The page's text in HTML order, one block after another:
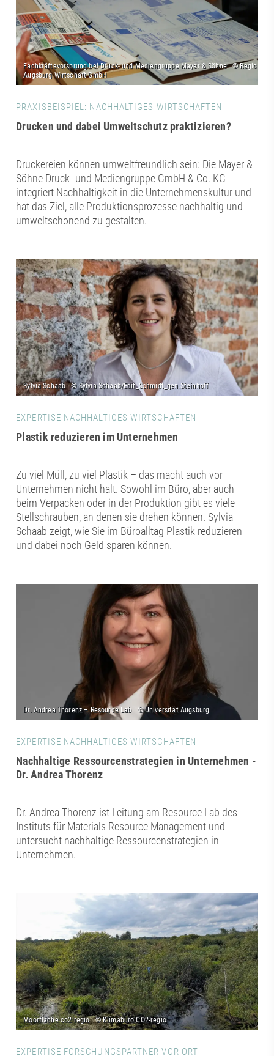
PRAXISBEISPIEL: NACHHALTIGES WIRTSCHAFTEN
Drucken und dabei Umweltschutz praktizieren?
Druckereien können umweltfreundlich sein: Die Mayer &
Söhne Druck- und Mediengruppe GmbH & Co. KG
integriert Nachhaltigkeit in die Unternehmenskultur und
hat das Ziel, alle Produktionsprozesse nachhaltig und
umweltschonend zu gestalten.
EXPERTISE NACHHALTIGES WIRTSCHAFTEN
Plastik reduzieren im Unternehmen
Zu viel Müll, zu viel Plastik – das macht auch vor
Unternehmen nicht halt. Sowohl im Büro, aber auch
beim Verpacken oder in der Produktion gibt es viele
Stellschrauben, an denen sie drehen können. Sylvia
Schaab zeigt, wie Sie im Büroalltag Plastik reduzieren
und dabei noch Geld sparen können.
EXPERTISE NACHHALTIGES WIRTSCHAFTEN
Nachhaltige Ressourcenstrategien in Unternehmen -
Dr. Andrea Thorenz
Dr. Andrea Thorenz ist Leitung am Resource Lab des
Instituts für Materials Resource Management und
untersucht nachhaltige Ressourcenstrategien in
Unternehmen.
EXPERTISE FORSCHUNGSPARTNER VOR ORT